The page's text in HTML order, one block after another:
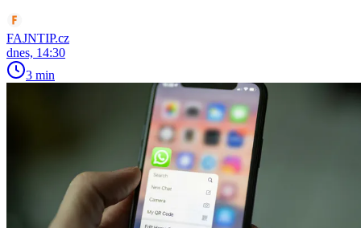
FAJNTIP.cz
dnes, 14:30
3 min